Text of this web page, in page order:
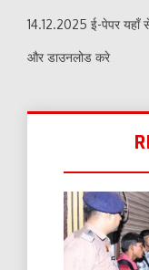
14.12.2025 ई-पेपर यहाँ
और डाउनलोड करे